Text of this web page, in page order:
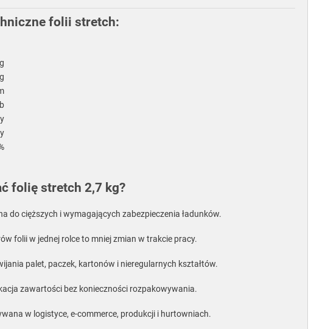
folii stretch:
folię stretch 2,7 kg?
do cięższych i wymagających zabezpieczenia ładunków.
folii w jednej rolce to mniej zmian w trakcie pracy.
palet, paczek, kartonów i nieregularnych kształtów.
zawartości bez konieczności rozpakowywania.
w logistyce, e-commerce, produkcji i hurtowniach.